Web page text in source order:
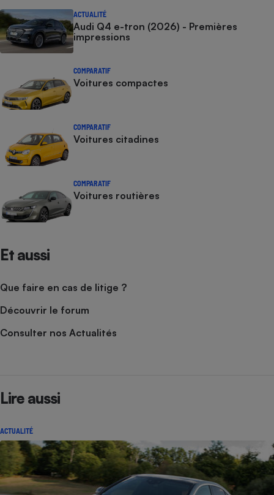
ACTUALITÉ
Audi Q4 e-tron (2026) - Premières
impressions
COMPARATIF
Voitures compactes
COMPARATIF
Voitures citadines
COMPARATIF
Voitures routières
Et aussi
Que faire en cas de litige ?
Découvrir le forum
Consulter nos Actualités
Lire aussi
ACTUALITÉ